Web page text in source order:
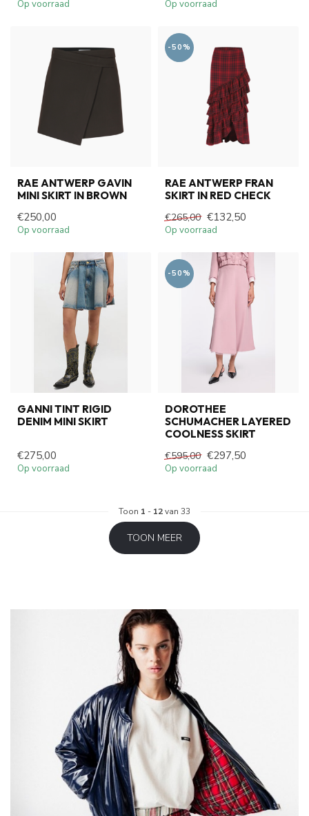
Op voorraad Op voorraad
RAE ANTWERP GAVIN
MINI SKIRT IN BROWN
€250,00
Op voorraad
-50%
RAE ANTWERP FRAN
SKIRT IN RED CHECK
€265,00 €132,50
Op voorraad
GANNI TINT RIGID
DENIM MINI SKIRT
€275,00
Op voorraad
-50%
DOROTHEE
SCHUMACHER LAYERED
COOLNESS SKIRT
€595,00 €297,50
Op voorraad
Toon 1 - 12van 33
TOON MEER